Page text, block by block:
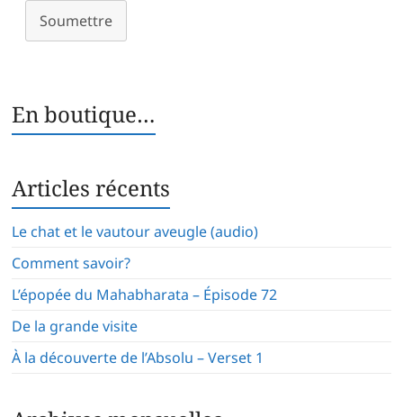
Soumettre
En boutique…
Articles récents
Le chat et le vautour aveugle (audio)
Comment savoir?
L’épopée du Mahabharata – Épisode 72
De la grande visite
À la découverte de l’Absolu – Verset 1